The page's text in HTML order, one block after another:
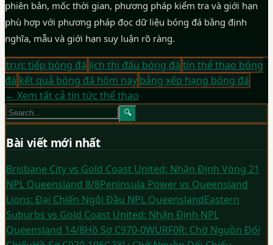
phiên bản, mốc thời gian, phương pháp kiểm tra và giới hạn
phù hợp với phương pháp đọc dữ liệu bóng đá bằng định
nghĩa, mẫu và giới hạn suy luận rõ ràng.
trực tiếp bóng đá lịch thi đấu bóng đá tin thể thao bóng
đá kết quả bóng đá hôm nay bảng xếp hạng bóng đá
← Xem tất cả tin tức thể thao
🔍
Bài viết mới nhất
Brisbane City vs Gold Coast United: Nhận Định Vòng 21
NPL Queensland 8/8Peninsula Power vs Queensland
Lions: Đại Chiến Ngôi Đầu NPL QueenslandEastern
Suburbs vs Gold Coast United: Nhận Định NPL
Queensland 14/8Hồ Sơ C970-0WURF0R: Chờ Nguồn Đối